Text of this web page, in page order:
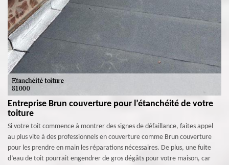
Entreprise Brun couverture pour l’étanchéité de votre
toiture
Si votre toit commence à montrer des signes de défaillance, faites appel
au plus vite à des professionnels en couverture comme Brun couverture
pour les prendre en main les réparations nécessaires. De plus, une fuite
d’eau de toit pourrait engendrer de gros dégâts pour votre maison, car